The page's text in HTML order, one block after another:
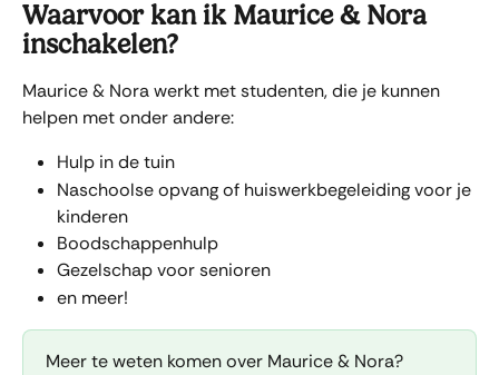
Waarvoor kan ik Maurice & Nora
inschakelen?
Maurice & Nora werkt met studenten, die je kunnen
helpen met onder andere:
Hulp in de tuin
Naschoolse opvang of huiswerkbegeleiding voor je
kinderen
Boodschappenhulp
Gezelschap voor senioren
en meer!
Meer te weten komen over Maurice & Nora?